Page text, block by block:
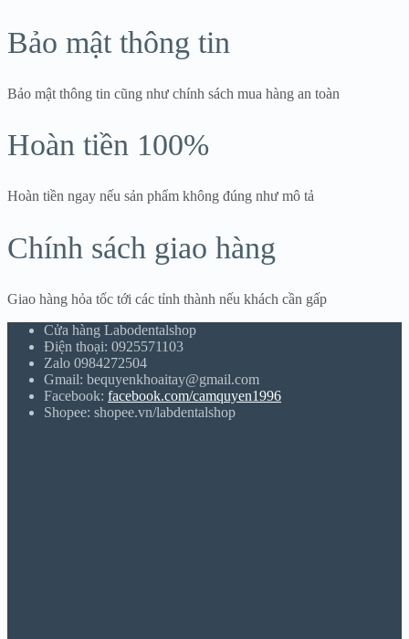
Bảo mật thông tin
Bảo mật thông tin cũng như chính sách mua hàng an toàn
Hoàn tiền 100%
Hoàn tiền ngay nếu sản phẩm không đúng như mô tả
Chính sách giao hàng
Giao hàng hỏa tốc tới các tỉnh thành nếu khách cần gấp
Cửa hàng Labodentalshop
Điện thoại: 0925571103
Zalo 0984272504
Gmail: bequyenkhoaitay@gmail.com
Facebook: facebook.com/camquyen1996
Shopee: shopee.vn/labdentalshop